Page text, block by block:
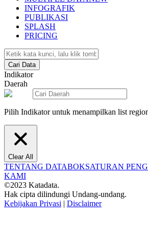
INFOGRAFIK
PUBLIKASI
SPLASH
PRICING
Cari Data
Indikator
Daerah
Pilih Indikator untuk menampilkan list
Clear All
TENTANG DATABOKSATURAN
KAMI
©2023 Katadata.
Hak cipta dilindungi Undang-undang.
Kebijakan Privasi | Disclaimer